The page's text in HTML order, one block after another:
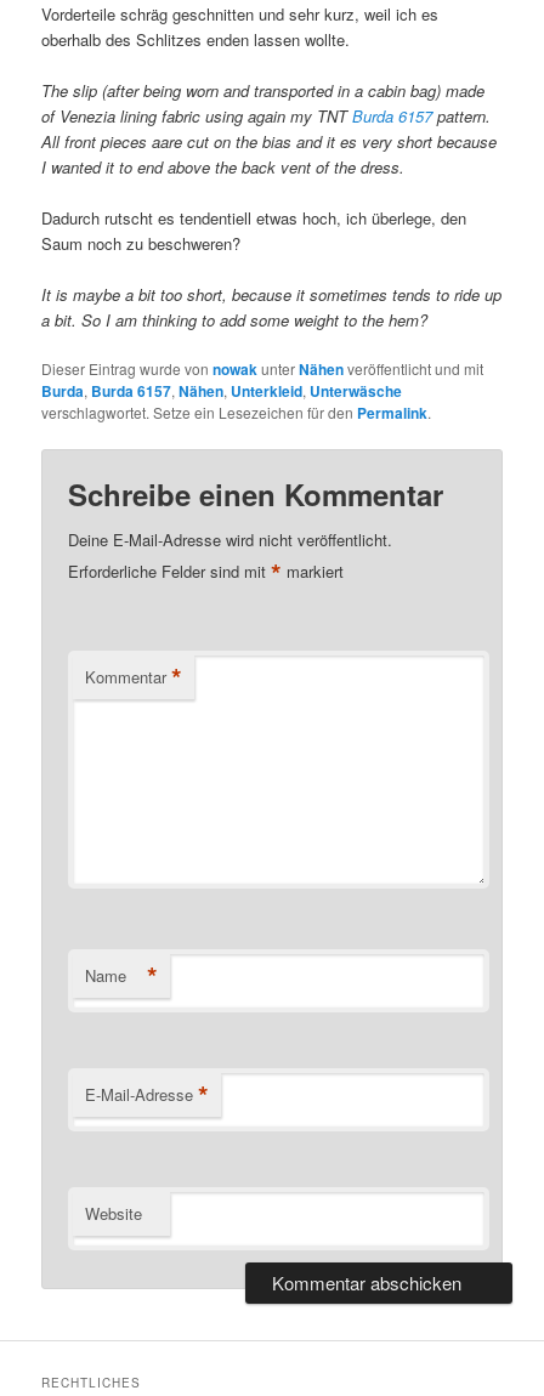
Vorderteile schräg geschnitten und sehr kurz, weil ich es
oberhalb des Schlitzes enden lassen wollte.
The slip (after being worn and transported in a cabin bag) made
of Venezia lining fabric using again my TNTBurda 6157pattern.
All front pieces aare cut on the bias and it es very short because
I wanted it to end above the back vent of the dress.
Dadurch rutscht es tendentiell etwas hoch, ich überlege, den
Saum noch zu beschweren?
It is maybe a bit too short, because it sometimes tends to ride up
a bit. So I am thinking to add some weight to the hem?
Dieser Eintrag wurde vonnowakunterNähenveröffentlicht und mit
Burda, Burda 6157,Nähen, Unterkleid, Unterwäsche
verschlagwortet. Setze ein Lesezeichen für den Permalink.
Schreibe einen Kommentar
Deine E-Mail-Adresse wird nicht veröffentlicht.
Erforderliche Felder sind mit* markiert
Kommentar *
Name *
E-Mail-Adresse *
Website
RECHTLICHES